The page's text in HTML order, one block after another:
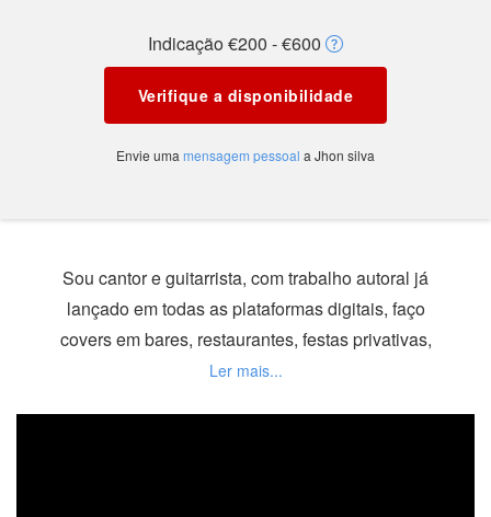
Indicação €200 - €600
Verifique a disponibilidade
Envie uma mensagem pessoal a Jhon silva
Sou cantor e guitarrista, com trabalho autoral já
lançado em todas as plataformas digitais, faço
covers em bares, restaurantes, festas privativas,
inauguração de espaços empresariais,